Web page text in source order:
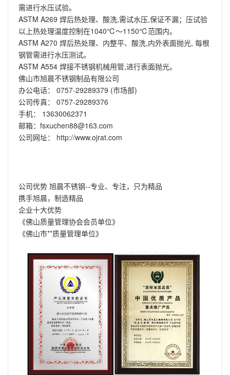
需进行水压试验。
ASTM A269 焊后热处理、酸洗,需试水压,保证不漏；压试验
以上热处理温度控制在1040℃～1150℃范围内。
ASTM A270 焊后热处理、内整平、酸洗,内外表面抛光, 每根
钢管需进行水压测试。
ASTM A554 焊接不锈钢机械用管,进行表面抛光。
佛山市旭晨不锈钢制品有限公司
办公电话： 0757-29289379 (市场部)
公司传真： 0757-29289376
手机： 13630062371
邮箱：fsxuchen88@163.com
公司网址： http://www.ojrat.com
公司优势 旭晨不锈钢--专业、专注，只为精品
携手旭晨，制造精品
企业十大优势
《佛山质量管理协会会员单位》
《佛山市**质量管理单位》